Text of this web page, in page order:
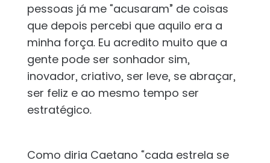
pessoas já me “acusaram” de coisas
que depois percebi que aquilo era a
minha força. Eu acredito muito que a
gente pode ser sonhador sim,
inovador, criativo, ser leve, se abraçar,
ser feliz e ao mesmo tempo ser
estratégico.
Como diria Caetano “cada estrela se